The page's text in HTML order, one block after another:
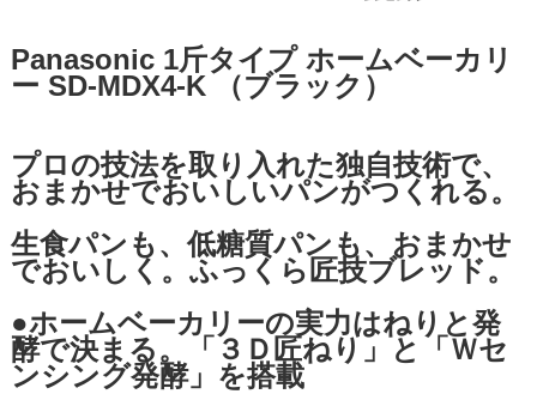
Panasonic 1斤タイプ ホームベーカリ
ー SD-MDX4-K （ブラック）
プロの技法を取り入れた独自技術で、
おまかせでおいしいパンがつくれる。
生食パンも、低糖質パンも、おまかせ
でおいしく。ふっくら匠技ブレッド。
●ホームベーカリーの実力はねりと発
酵で決まる。「３Ｄ匠ねり」と「Ｗセ
ンシング発酵」を搭載